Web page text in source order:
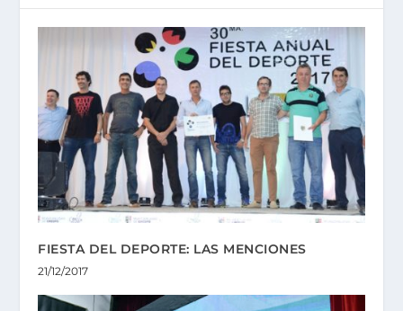
FIESTA DEL DEPORTE: LAS MENCIONES
21/12/2017